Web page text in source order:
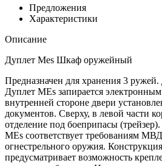
Предложения
Характеристики
Описание
Дуплет Mes Шкаф оружейный
Предназначен для хранения 3
Дуплет MEs запирается
внутренней стороне двери
документов. Сверху, в левой части
отделение под боеприпасы
MEs соответствует требованиям
огнестрельного оружия.
предусматривает возможность